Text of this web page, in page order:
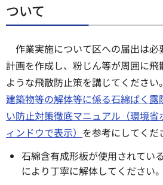
ついて
作業実施について区への届出は
計画を作成し、粉じん等が周囲に
ような飛散防止策を講じてくださ
建築物等の解体等に係る石綿ばく
い防止対策徹底マニュアル（環境
ィンドウで表示） を参考にしてくだ
石綿含有成形板が使用されてい
により丁寧に解体してください。